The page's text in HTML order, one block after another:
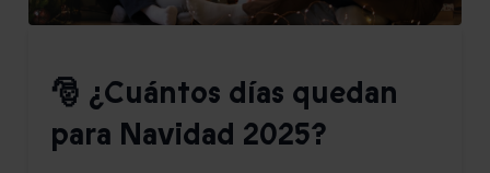
🎅 ¿Cuántos días quedan
para Navidad 2025?